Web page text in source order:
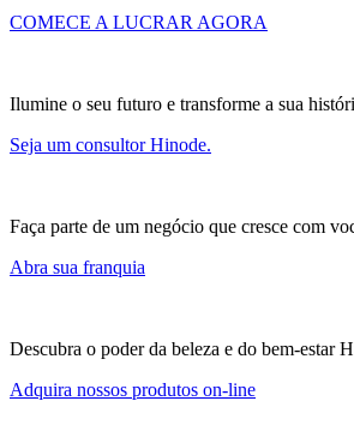
COMECE A LUCRAR AGORA
Ilumine o seu futuro e transforme a sua
Seja um consultor Hinode.
Faça parte de um negócio que cresce com
Abra sua franquia
Descubra o poder da beleza e do bem-estar
Adquira nossos produtos on-line